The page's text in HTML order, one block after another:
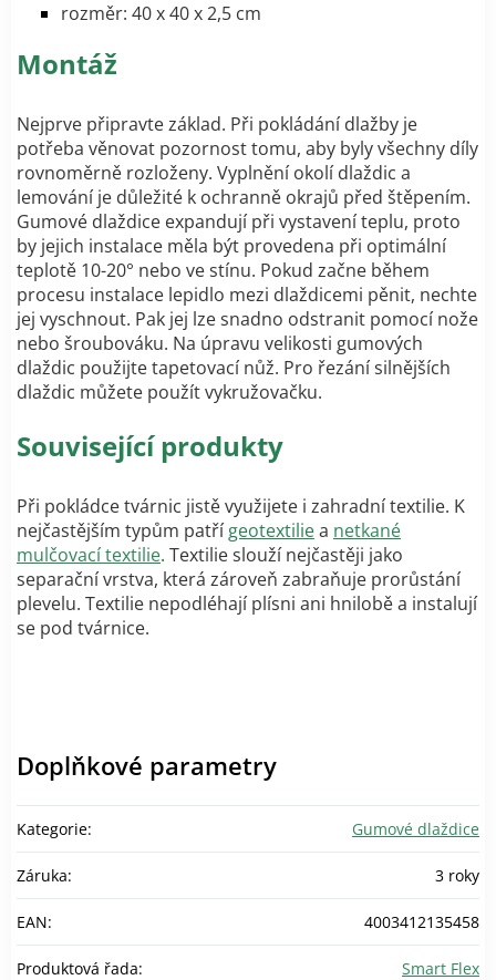
rozměr: 40 x 40 x 2,5 cm
Montáž
Nejprve připravte základ. Při pokládání dlažby je
potřeba věnovat pozornost tomu, aby byly všechny díly
rovnoměrně rozloženy. Vyplnění okolí dlaždic a
lemování je důležité k ochranně okrajů před štěpením.
Gumové dlaždice expandují při vystavení teplu, proto
by jejich instalace měla být provedena při optimální
teplotě 10-20° nebo ve stínu. Pokud začne během
procesu instalace lepidlo mezi dlaždicemi pěnit, nechte
jej vyschnout. Pak jej lze snadno odstranit pomocí nože
nebo šroubováku. Na úpravu velikosti gumových
dlaždic použijte tapetovací nůž. Pro řezání silnějších
dlaždic můžete použít vykružovačku.
Související produkty
Při pokládce tvárnic jistě využijete i zahradní textilie. K
nejčastějším typům patřígeotextiliea netkané
mulčovací textilie. Textilie slouží nejčastěji jako
separační vrstva, která zároveň zabraňuje prorůstání
plevelu. Textilie nepodléhají plísni ani hnilobě a instalují
se pod tvárnice.
Doplňkové parametry
Kategorie: Gumové dlaždice
Záruka: 3 roky
EAN: 4003412135458
Produktová řada: Smart Flex